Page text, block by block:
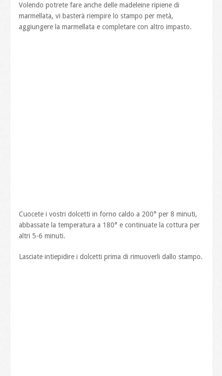
Volendo potrete fare anche delle madeleine ripiene di
marmellata, vi basterà riempire lo stampo per metà,
aggiungere la marmellata e completare con altro impasto.
Cuocete i vostri dolcetti in forno caldo a 200° per 8 minuti,
abbassate la temperatura a 180° e continuate la cottura per
altri 5-6 minuti.
Lasciate intiepidire i dolcetti prima di rimuoverli dallo stampo.